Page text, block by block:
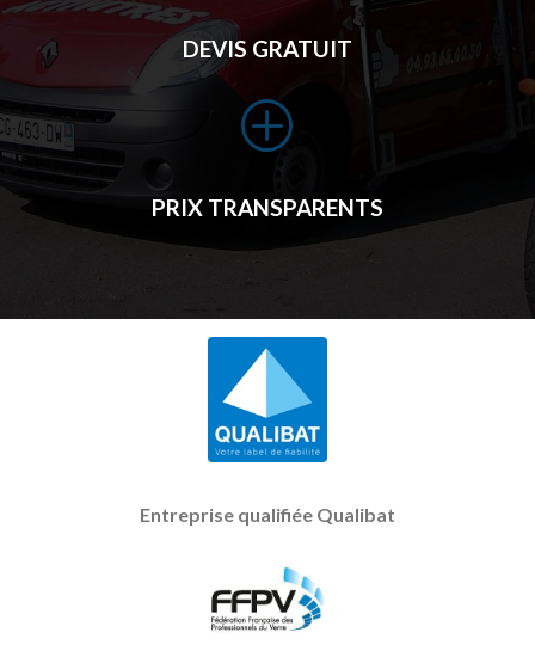
DEVIS GRATUIT
P
PRIX TRANSPARENTS
Entreprise qualifiée Qualibat